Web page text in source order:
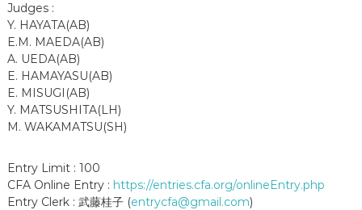
Judges :
Y. HAYATA(AB)
E.M. MAEDA(AB)
A. UEDA(AB)
E. HAMAYASU(AB)
E. MISUGI(AB)
Y. MATSUSHITA(LH)
M. WAKAMATSU(SH)
Entry Limit : 100
CFA Online Entry : https://entries.cfa.org/onlineEntry.php
Entry Clerk : 武藤桂子 (entrycfa@gmail.com)